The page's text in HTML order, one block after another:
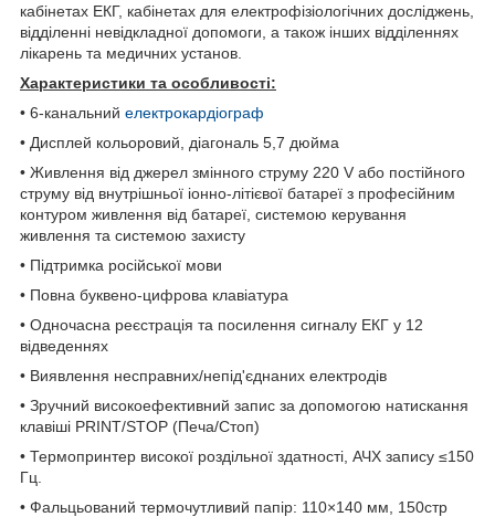
кабінетах ЕКГ, кабінетах для електрофізіологічних досліджень,
відділенні невідкладної допомоги, а також інших відділеннях
лікарень та медичних установ.
Характеристики та особливості:
• 6-канальний електрокардіограф
• Дисплей кольоровий, діагональ 5,7 дюйма
• Живлення від джерел змінного струму 220 V або постійного
струму від внутрішньої іонно-літієвої батареї з професійним
контуром живлення від батареї, системою керування
живлення та системою захисту
• Підтримка російської мови
• Повна буквено-цифрова клавіатура
• Одночасна реєстрація та посилення сигналу ЕКГ у 12
відведеннях
• Виявлення несправних/непід'єднаних електродів
• Зручний високоефективний запис за допомогою натискання
клавіші PRINT/STOP (Печа/Стоп)
• Термопринтер високої роздільної здатності, АЧХ запису ≤150
Гц.
• Фальцьований термочутливий папір: 110×140 мм, 150стр